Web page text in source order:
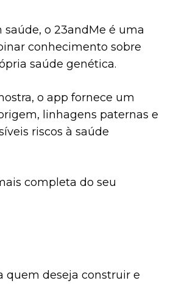
o 23andMe é uma
conhecimento sobre
saúde genética.
o app fornece um
linhagens paternas e
riscos à saúde
completa do seu
quem deseja construir e